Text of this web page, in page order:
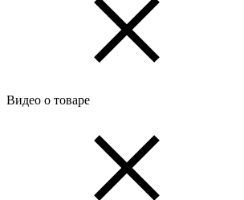
Видео о товаре